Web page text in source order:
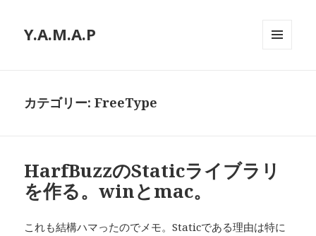
Y.A.M.A.P
カテゴリー: FreeType
HarfBuzzのStaticライブラリ
を作る。winとmac。
これも結構ハマったのでメモ。Staticである理由は特に